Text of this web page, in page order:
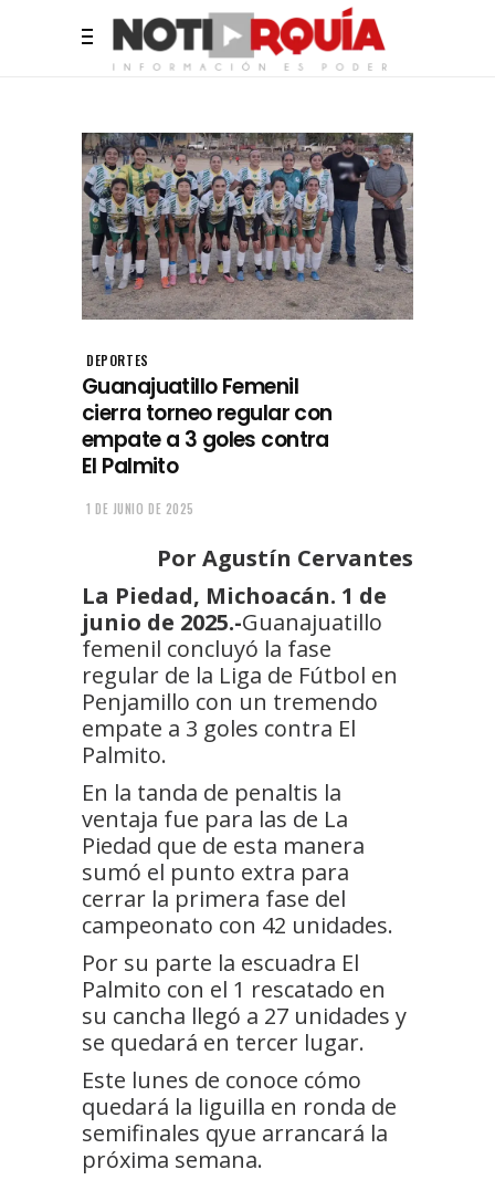
DEPORTES
Guanajuatillo Femenil
cierra torneo regular con
empate a 3 goles contra
El Palmito
1 DE JUNIO DE 2025
Por Agustín Cervantes
La Piedad, Michoacán. 1 de
junio de 2025.-Guanajuatillo
femenil concluyó la fase
regular de la Liga de Fútbol en
Penjamillo con un tremendo
empate a 3 goles contra El
Palmito.
En la tanda de penaltis la
ventaja fue para las de La
Piedad que de esta manera
sumó el punto extra para
cerrar la primera fase del
campeonato con 42 unidades.
Por su parte la escuadra El
Palmito con el 1 rescatado en
su cancha llegó a 27 unidades y
se quedará en tercer lugar.
Este lunes de conoce cómo
quedará la liguilla en ronda de
semifinales qyue arrancará la
próxima semana.